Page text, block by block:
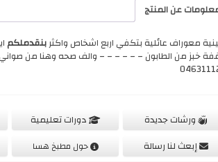
عن المنتج
معوراف عائلية بتكفي اربع اشخاص واكثربنقدملكم
خبز من الطابون – – – – – – والف صحه وهنا من صواني
ورشات جديدة دورات تعليمية
إبعث لنا رسالة
حول مطبخ هسا